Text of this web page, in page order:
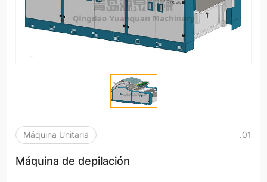
Máquina Unitaria .01
Máquina de depilación